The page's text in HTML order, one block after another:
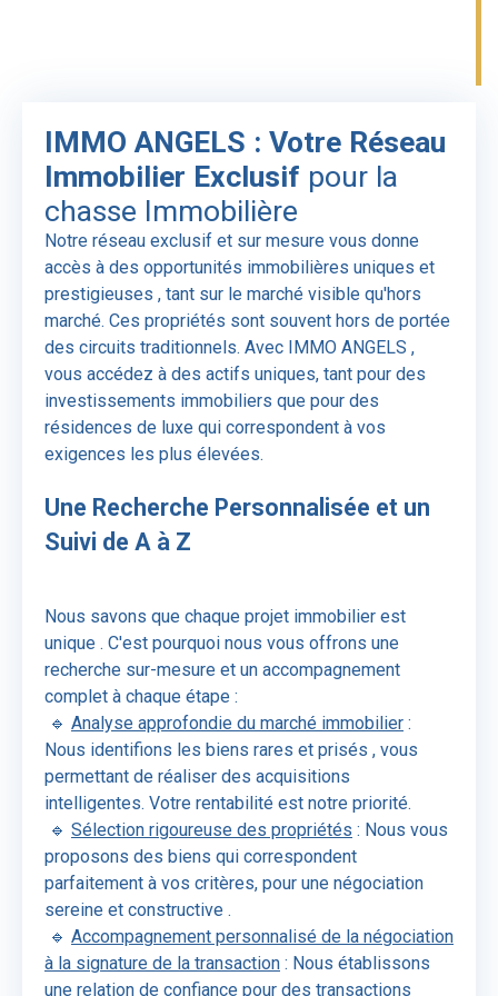
bien vous est proposé par :Kevin Boudeau, O6 77 O3
94 12, facilitateur en immobilier (EI), RSAC Saintes n°
984 170 902. Nous avons hâte de vous accompagner
dans votre projet immobilier.
IMMO ANGELS : Votre Réseau
Immobilier Exclusif pour la
chasse Immobilière
Notre réseau exclusif et sur mesure vous donne
accès à des opportunités immobilières uniques et
prestigieuses , tant sur le marché visible qu'hors
marché. Ces propriétés sont souvent hors de portée
des circuits traditionnels. Avec IMMO ANGELS ,
vous accédez à des actifs uniques, tant pour des
investissements immobiliers que pour des
résidences de luxe qui correspondent à vos
exigences les plus élevées.
Une Recherche Personnalisée et un
Suivi de A à Z
Nous savons que chaque projet immobilier est
unique . C'est pourquoi nous vous offrons une
recherche sur-mesure et un accompagnement
complet à chaque étape :
🔹 Analyse approfondie du marché immobilier :
Nous identifions les biens rares et prisés , vous
permettant de réaliser des acquisitions
intelligentes. Votre rentabilité est notre priorité.
🔹 Sélection rigoureuse des propriétés : Nous vous
proposons des biens qui correspondent
parfaitement à vos critères, pour une négociation
sereine et constructive .
🔹 Accompagnement personnalisé de la négociation
à la signature de la transaction : Nous établissons
une relation de confiance pour des transactions